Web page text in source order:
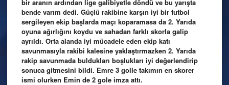
bir aranın ardından lige galibiyetle döndü ve bu yarışta
bende varım dedi. Güçlü rakibine karşın iyi bir futbol
sergileyen ekip başlarda maçı koparamasa da 2. Yarıda
oyuna ağırlığını koydu ve sahadan farklı skorla galip
ayrıldı. Orta alanda iyi mücadele eden ekip katı
savunmasıyla rakibi kalesine yaklaştırmazken 2. Yarıda
rakip savunmada buldukları boşlukları iyi değerlendirip
sonuca gitmesini bildi. Emre 3 golle takımın en skorer
ismi olurken Emin de 2 gole imza attı.